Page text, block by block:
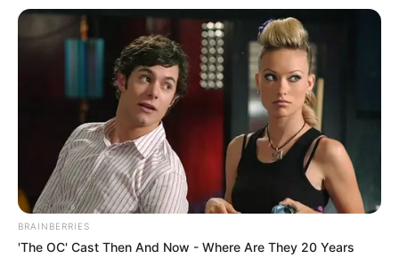
Ακολουθήστε το evianews.com στοGoogle
ΤΑ ΠΙΟ ΔΗΜΟΦΙΛΗ
BRAINBERRIES
'The OC' Cast Then And Now - Where Are They 20 Years